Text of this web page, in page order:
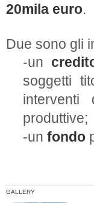
20mila euro.
Due sono gli
-un
soggetti
produttive;
-un fondo
GALLERY